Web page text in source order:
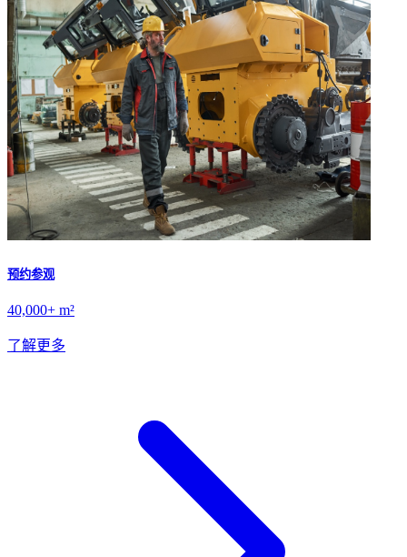
预约参观
40,000+ m²
了解更多